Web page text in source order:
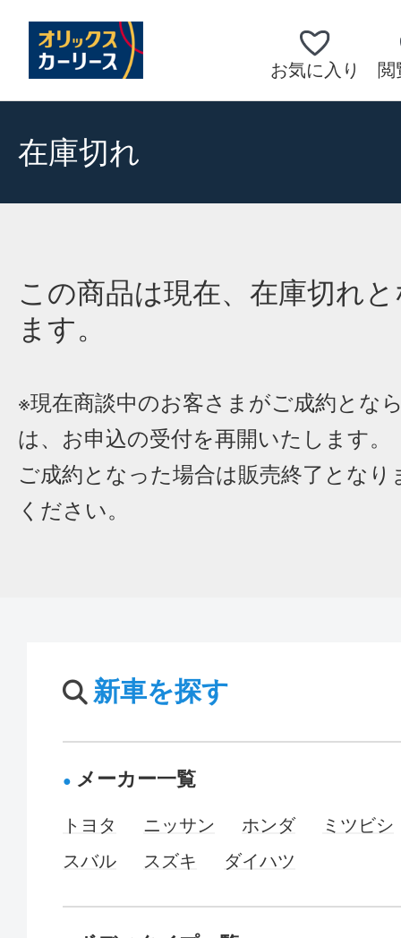
お気に入り 閲
在庫切れ
この商品は現在、在庫切れ
ます。
※現在商談中のお客さまがご成約とな
は、お申込の受付を再開いたします。
ご成約となった場合は販売終了となり
ください。
新車を探す
メーカー一覧
トヨタ ニッサン ホンダ
ミツビシ
スバル
スズキ ダイハツ